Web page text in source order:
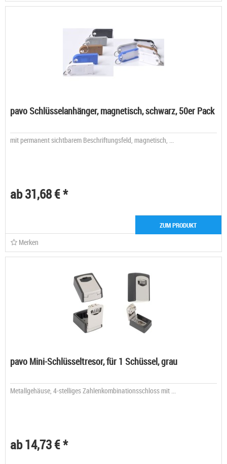
pavo Schlüsselanhänger, magnetisch, schwarz, 50er Pack
mit permanent sichtbarem Beschriftungsfeld, magnetisch, ...
ab 31,68 € *
ZUM PRODUKT
Merken
pavo Mini-Schlüsseltresor, für 1 Schüssel, grau
Metallgehäuse, 4-stelliges Zahlenkombinationsschloss mit ...
ab 14,73 € *